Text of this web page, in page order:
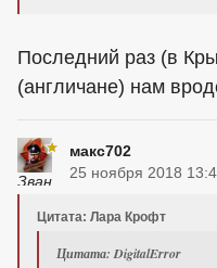
Последний раз (в
(англичане) нам
макс702
25 ноября 2018
Цитата: Лара Крофт
Цитата: DigitalError